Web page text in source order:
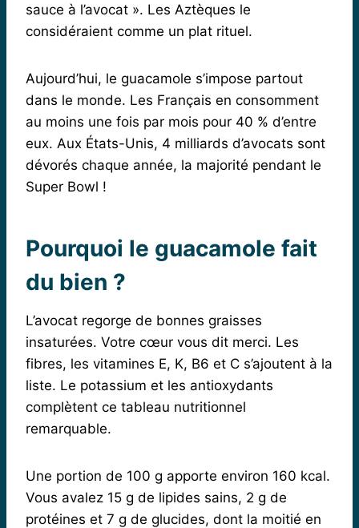
sauce à l’avocat ». Les Aztèques le
considéraient comme un plat rituel.
Aujourd’hui, le guacamole s’impose partout
dans le monde. Les Français en consomment
au moins une fois par mois pour 40 % d’entre
eux. Aux États-Unis, 4 milliards d’avocats sont
dévorés chaque année, la majorité pendant le
Super Bowl !
Pourquoi le guacamole fait
du bien ?
L’avocat regorge de bonnes graisses
insaturées. Votre cœur vous dit merci. Les
fibres, les vitamines E, K, B6 et C s’ajoutent à la
liste. Le potassium et les antioxydants
complètent ce tableau nutritionnel
remarquable.
Une portion de 100 g apporte environ 160 kcal.
Vous avalez 15 g de lipides sains, 2 g de
protéines et 7 g de glucides, dont la moitié en